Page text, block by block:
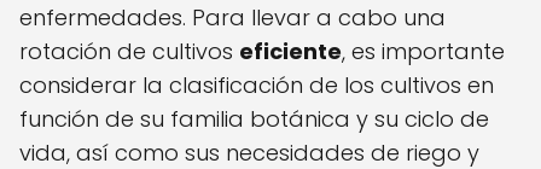
enfermedades. Para llevar a cabo una
rotación de cultivos eficiente, es importante
considerar la clasificación de los cultivos en
función de su familia botánica y su ciclo de
vida, así como sus necesidades de riego y